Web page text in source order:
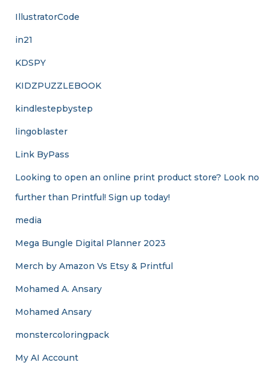
IllustratorCode
in21
KDSPY
KIDZPUZZLEBOOK
kindlestepbystep
lingoblaster
Link ByPass
Looking to open an online print product store? Look no
further than Printful! Sign up today!
media
Mega Bungle Digital Planner 2023
Merch by Amazon Vs Etsy & Printful
Mohamed A. Ansary
Mohamed Ansary
monstercoloringpack
My AI Account